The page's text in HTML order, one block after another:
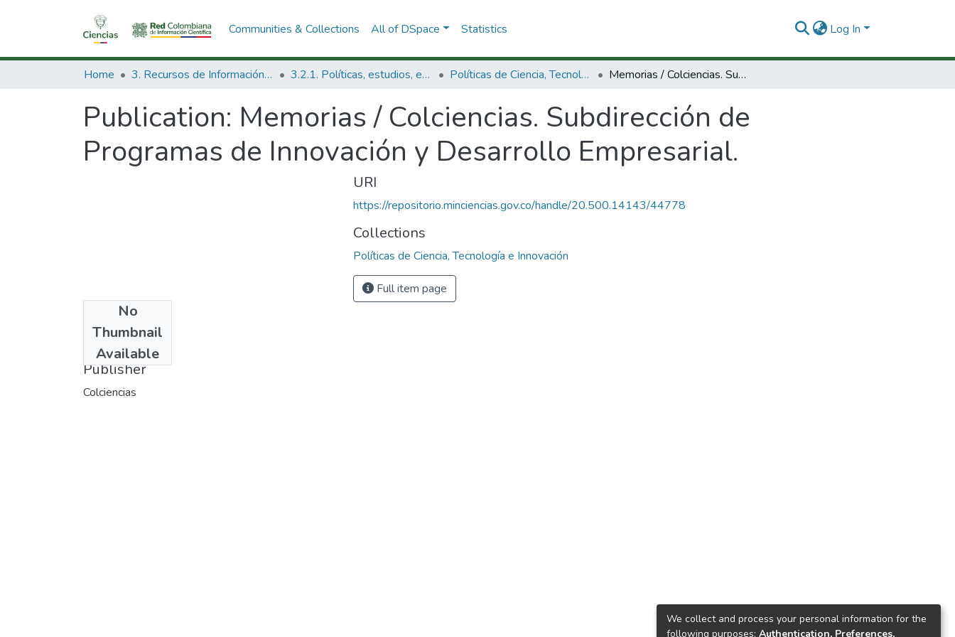
Communities & Collections All of DSpace Statistics Log In
Home 3. Recursos de Información Científica y Tecnológica 3.2.1. Políticas, estudios, evaluaciones e indicadores de CTeI Políticas de Ciencia, Tecnología e Innovación Memorias / Colciencias. Subdirección de Programas de Innovación y Desarrollo Empresarial.
Publication: Memorias / Colciencias. Subdirección de
Programas de Innovación y Desarrollo Empresarial.
No
Thumbnail
Available
2005
Publisher
Colciencias
URI
https://repositorio.minciencias.gov.co/handle/20.500.14143/44778
Collections
Políticas de Ciencia, Tecnología e Innovación
Full item page
We collect and process your personal information for the
following purposes: Authentication, Preferences,